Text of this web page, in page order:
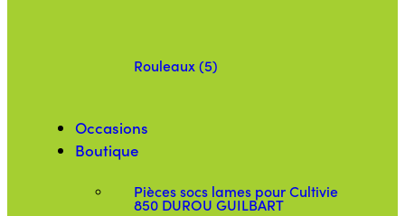
Rouleaux (5)
Occasions
Boutique
Pièces socs lames pour Cultivie
850 DUROU GUILBART